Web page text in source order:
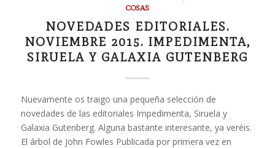
COSAS
NOVEDADES EDITORIALES.
NOVIEMBRE 2015. IMPEDIMENTA,
SIRUELA Y GALAXIA GUTENBERG
Nuevamente os traigo una pequeña selección de
novedades de las editoriales Impedimenta, Siruela y
Galaxia Gutenberg. Alguna bastante interesante, ya veréis.
El árbol de John Fowles Publicada por primera vez en